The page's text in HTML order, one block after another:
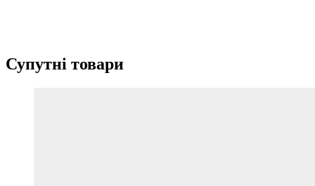
Супутні товари